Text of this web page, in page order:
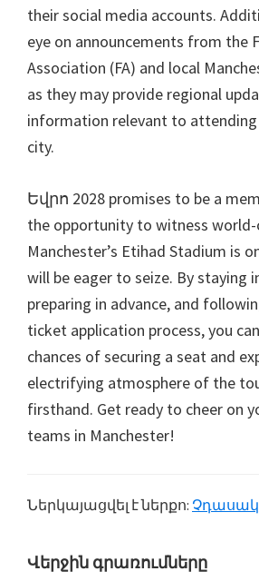
their social media accounts.
eye on announcements from the
Association (FA) and local
as they may provide regional
information relevant to
city.
Եվրո 2028 promises to be a
the opportunity to witness
Manchester’s Etihad Stadium is
will be eager to seize. By staying
preparing in advance, and
ticket application process,you
chances of securing a seat and
electrifying atmosphere of the
firsthand. Get ready to cheer on
teams in Manchester!
Ներկայացվել է ներքո:
Առաջնային
Վերջին գրառումները